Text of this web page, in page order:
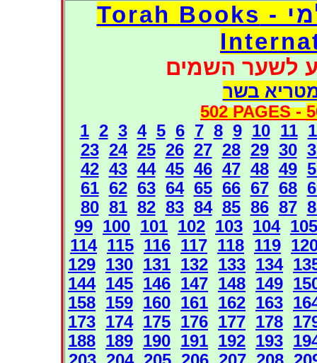
דפי אוצר הספרים העולמי - Torah Books
לשער השמים
בשר
502 PAGES -
1 2 3 4 5 6 7 8 9 10 11
23 24 25 26 27 28 29 30
42 43 44 45 46 47 48 49
61 62 63 64 65 66 67 68
80 81 82 83 84 85 86 87
99 100 101 102 103 104 105
114 115 116 117 118 119
129 130 131 132 133 134
144 145 146 147 148 149
158 159 160 161 162 163
173 174 175 176 177 178
188 189 190 191 192 193